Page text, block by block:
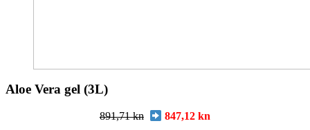
Aloe Vera gel (3L)
891,71 kn 847,12 kn